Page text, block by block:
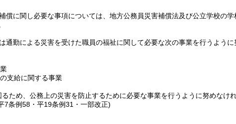
償に関し必要な事項については、地方公務員災害補償法及び公立学校の
通勤による災害を受けた職員の福祉に関して必要な次の事業を行うように
支給に関する事業
ため、公務上の災害を防止するために必要な事業を行うように努めなけれ
7条例58・平19条例31・一部改正)